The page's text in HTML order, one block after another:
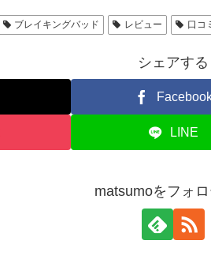
ブレイキングバッド レビュー 口コ
シェアする
LINE
matsumoをフォ